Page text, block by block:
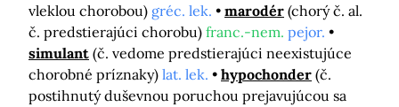
vleklou chorobou) gréc. lek. marodér (chorý č. al.
č. predstierajúci chorobu) franc.-nem. pejor.
simulant (č. vedome predstierajúci neexistujúce
chorobné príznaky) lat. lek. hypochonder (č.
postihnutý duševnou poruchou prejavujúcou sa